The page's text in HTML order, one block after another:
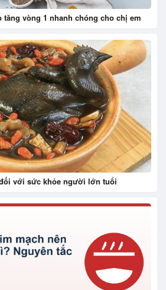
vòng 1 nhanh chóng cho chị em
với sức khỏe người lớn tuổi